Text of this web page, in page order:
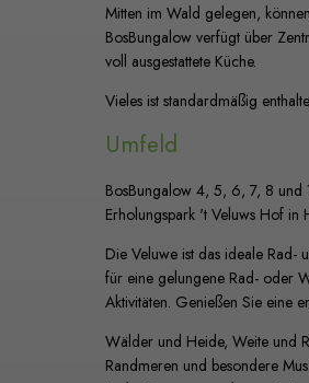
Mitten im Wald gelegen,
BosBungalow verfügt über
voll ausgestattete Küche.
Vieles ist standardmäßig
Umfeld
BosBungalow 4, 5, 6, 7, 8 und
Erholungspark 't Veluws Hof in
Die Veluwe ist das ideale Rad-
für eine gelungene Rad- oder
Aktivitäten. Genießen Sie eine
Wälder und Heide, Weite und
Randmeren und besondere